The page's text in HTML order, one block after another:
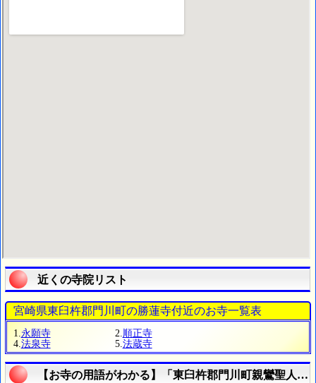
近くの寺院リスト
宮崎県東臼杵郡門川町の勝蓮寺付近のお寺一覧表
1. 永願寺 2. 順正寺
4. 法泉寺 5. 法蔵寺
【お寺の用語がわかる】「東臼杵郡門川町親鸞聖人と